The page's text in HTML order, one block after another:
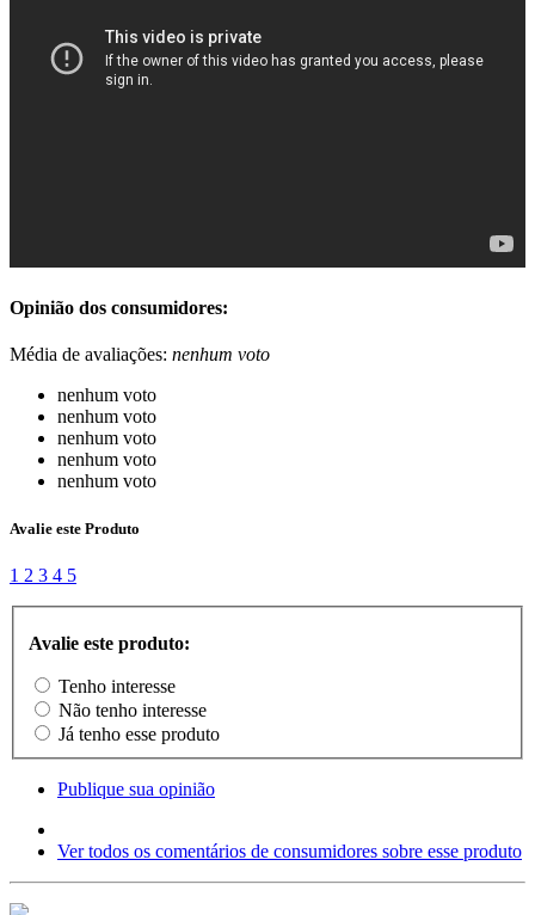
Opinião dos consumidores:
Média de avaliações: nenhum voto
nenhum voto
nenhum voto
nenhum voto
nenhum voto
nenhum voto
Avalie este Produto
1 2 3 4 5
Avalie este produto:
Tenho interesse
Não tenho interesse
Já tenho esse produto
Publique sua opinião
Ver todos os comentários de consumidores sobre esse produto